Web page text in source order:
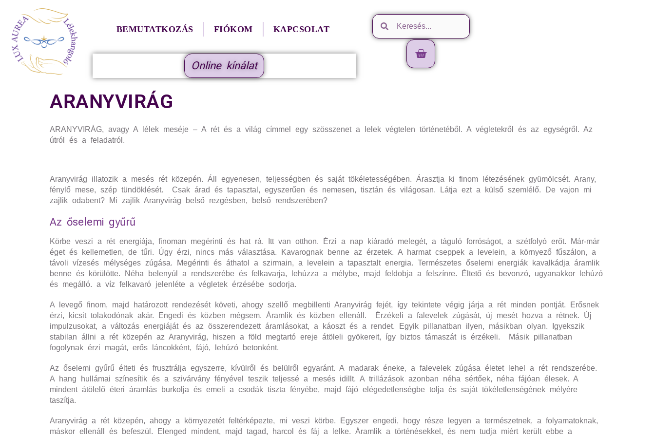
BEMUTATKOZÁS FIÓKOM KAPCSOLAT
Online kínálat
ARANYVIRÁG
ARANYVIRÁG, avagy A lélek meséje – A rét és a világ címmel egy szösszenet a lelek végtelen történetéből. A végletekről és az egységről. Az
útról és a feladatról.
Aranyvirág illatozik a mesés rét közepén. Áll egyenesen, teljességben és saját tökéletességében. Árasztja ki finom létezésének gyümölcsét. Arany,
fénylő mese, szép tündöklését. Csak árad és tapasztal, egyszerűen és nemesen, tisztán és világosan. Látja ezt a külső szemlélő. De vajon mi
zajlik odabent? Mi zajlik Aranyvirág belső rezgésben, belső rendszerében?
Az őselemi gyűrű
Körbe veszi a rét energiája, finoman megérinti és hat rá. Itt van otthon. Érzi a nap kiáradó melegét, a táguló forróságot, a szétfolyó erőt. Már-már
éget és kellemetlen, de tűri. Úgy érzi, nincs más választása. Kavarognak benne az érzetek. A harmat cseppek a levelein, a környező fűszálon, a
távoli vízesés mélységes zúgása. Megérinti és áthatol a szirmain, a levelein a tapasztalt energia. Természetes őselemi energiák kavalkádja áramlik
benne és körülötte. Néha belenyúl a rendszerébe és felkavarja, lehúzza a mélybe, majd feldobja a felszínre. Éltető és bevonzó, ugyanakkor lehúzó
és megálló. a víz felkavaró jelenléte a végletek érzésébe sodorja.
A levegő finom, majd határozott rendezését követi, ahogy szellő megbillenti Aranyvirág fejét, így tekintete végig járja a rét minden pontját. Erősnek
érzi, kicsit tolakodónak akár. Engedi és közben mégsem. Áramlik és közben ellenáll. Érzékeli a falevelek zúgását, új mesét hozva a rétnek. Új
impulzusokat, a változás energiáját és az összerendezett áramlásokat, a káoszt és a rendet. Egyik pillanatban ilyen, másikban olyan. Igyekszik
stabilan állni a rét közepén az Aranyvirág, hiszen a föld megtartó ereje átöleli gyökereit, így biztos támaszát is érzékeli. Másik pillanatban
fogolynak érzi magát, erős láncokként, fájó, lehúzó betonként.
Az őselemi gyűrű élteti és frusztrálja egyszerre, kívülről és belülről egyaránt. A madarak éneke, a falevelek zúgása életet lehel a rét rendszerébe.
A hang hullámai színesítik és a szivárvány fényével teszik teljessé a mesés idillt. A trillázások azonban néha sértőek, néha fájóan élesek. A
mindent átölelő éteri áramlás burkolja és emeli a csodák tiszta fényébe, majd fájó elégedetlenségbe tolja és saját tökéletlenségének mélyére
taszítja.
Aranyvirág a rét közepén, ahogy a környezetét feltérképezte, mi veszi körbe. Egyszer engedi, hogy része legyen a természetnek, a folyamatoknak,
máskor ellenáll és befeszül. Elenged mindent, majd tagad, harcol és fáj a lelke. Áramlik a történésekkel, és nem tudja miért került ebbe a